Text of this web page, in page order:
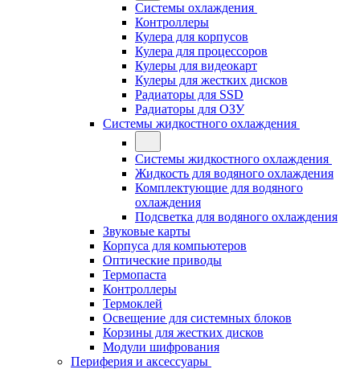
Системы охлаждения
Контроллеры
Кулера для корпусов
Кулера для процессоров
Кулеры для видеокарт
Кулеры для жестких дисков
Радиаторы для SSD
Радиаторы для ОЗУ
Системы жидкостного охлаждения
Системы жидкостного охлаждения
Жидкость для водяного охлаждения
Комплектующие для водяного
охлаждения
Подсветка для водяного охлаждения
Звуковые карты
Корпуса для компьютеров
Оптические приводы
Термопаста
Контроллеры
Термоклей
Освещение для системных блоков
Корзины для жестких дисков
Модули шифрования
Периферия и аксессуары